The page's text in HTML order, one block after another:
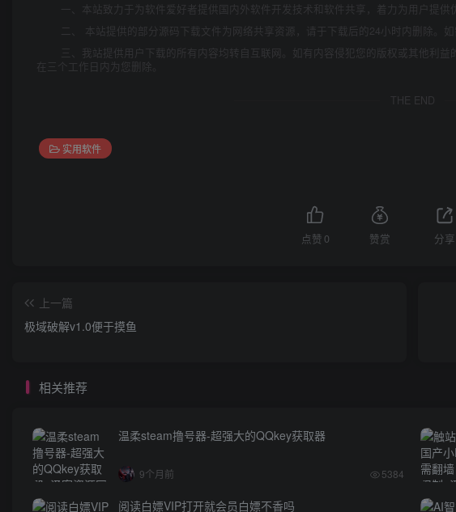
一、本站致力于为软件爱好者提供国内外软件开发技术和软件共享，着力为用户提供
二、 本站提供的部分源码下载文件为网络共享资源，请于下载后的24小时内删除。如
三、我站提供用户下载的所有内容均转自互联网。如有内容侵犯您的版权或其他利益
在三个工作日内为您删除。
THE END
实用软件
点赞 0 赞赏 分享
上一篇
极域破解v1.0便于摸鱼
相关推荐
温柔steam撸号器-超强大的QQkey获取器
9个月前 5384
阅读白嫖VIP打开就会员白嫖不香吗